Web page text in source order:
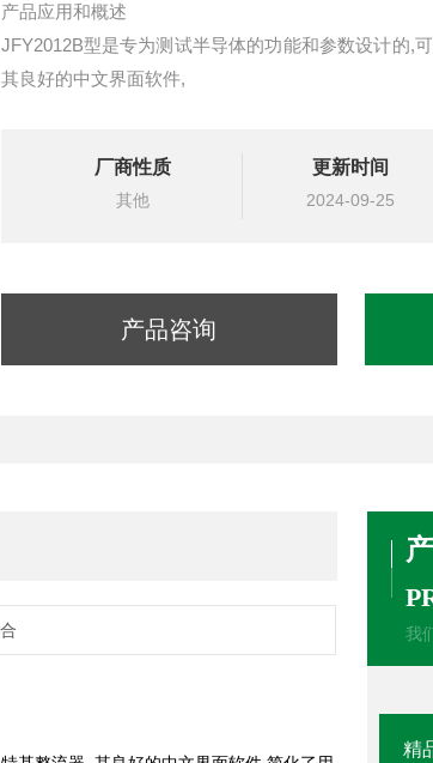
产品应用和概述
JFY2012B型是专为测试半导体的功能和参数设计的,
其良好的中文界面软件,
厂商性质
其他
更新时间
2024-09-25
产品咨询
我
精